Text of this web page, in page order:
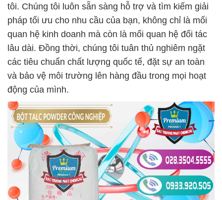
tôi. Chúng tôi luôn sẵn sàng hỗ trợ và tìm kiếm giải
pháp tối ưu cho nhu cầu của bạn, không chỉ là mối
quan hệ kinh doanh mà còn là mối quan hệ đối tác
lâu dài. Đồng thời, chúng tôi tuân thủ nghiêm ngặt
các tiêu chuẩn chất lượng quốc tế, đặt sự an toàn
và bảo vệ môi trường lên hàng đầu trong mọi hoạt
động của mình.